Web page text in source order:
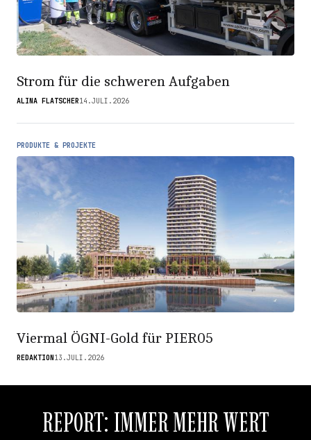
Strom für die schweren Aufgaben
ALINA FLATSCHER14.JULI.2026
PRODUKTE & PROJEKTE
Viermal ÖGNI-Gold für PIER05
REDAKTION 13.JULI.2026
REPORT: IMMER MEHR WERT